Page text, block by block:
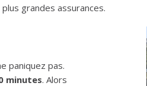
grandes assurances.
paniquez pas.
minutes. Alors